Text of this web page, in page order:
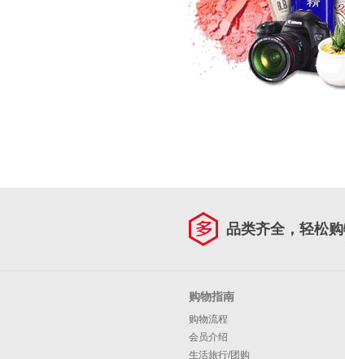
品类齐全，轻松
购物指南
购物流程
会员介绍
生活旅行/团购